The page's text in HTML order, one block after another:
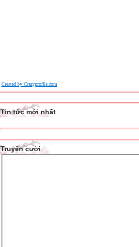
Created by Crazyprofile.com
Tin tức mới nhất
Truyện cười